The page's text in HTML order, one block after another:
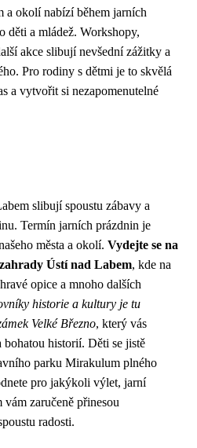
a okolí nabízí během jarních
děti a mládež. Workshopy,
akce slibují nevšední zážitky a
Pro rodiny s dětmi je to skvělá
a vytvořit si nezapomenutelné
slibují spoustu zábavy a
Termín jarních prázdnin je
města a okolí. Vydejte se na
Ústí nad Labem, kde na
opice a mnoho dalších
historie a kultury je tu
Velké Březno, který vás
historií. Děti se jistě
parku Mirakulum plného
pro jakýkoli výlet, jarní
zaručeně přinesou
radosti.